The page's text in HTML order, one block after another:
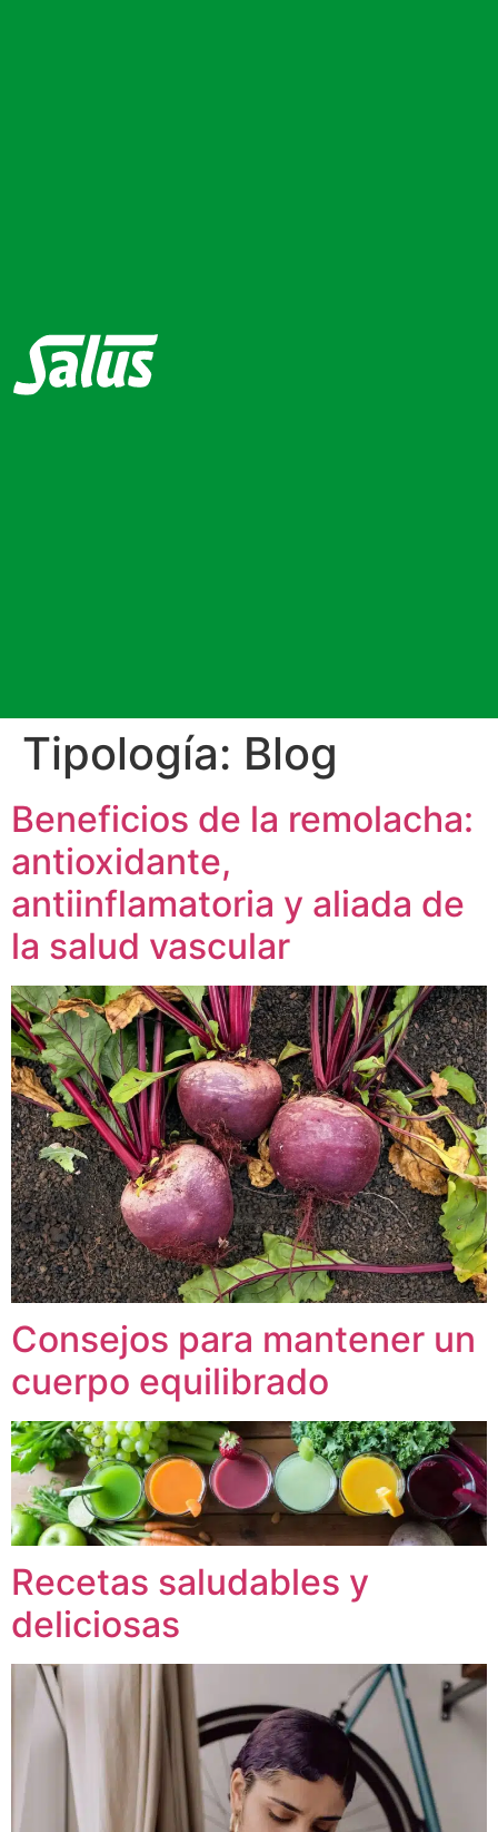
Tipología: Blog
Beneficios de la remolacha:
antioxidante,
antiinflamatoria y aliada de
la salud vascular
Consejos para mantener un
cuerpo equilibrado
Recetas saludables y
deliciosas